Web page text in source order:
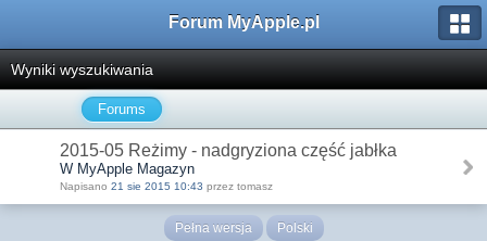
Forum MyApple.pl
Wyniki wyszukiwania
Forums
2015-05 Reżimy - nadgryziona część jabłka
W MyApple Magazyn
Napisano 21 sie 2015 10:43 przez tomasz
Pełna wersja Polski